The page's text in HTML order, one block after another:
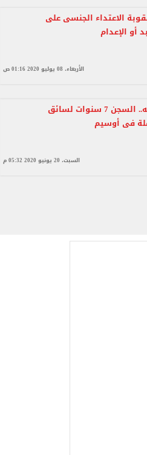
الاعتداء الجنسى على
أو الإعدام
الأربعاء، 08 يوليو 2020 01:16 ص
استدرجها الى مسكنه.. السجن 7 سنوات لسائق
فى أوسيم
السبت، 20 يونيو 2020 05:32 م